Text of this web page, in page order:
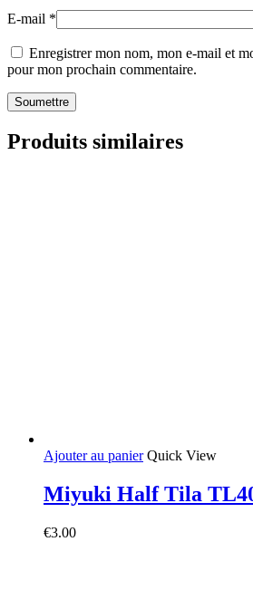
E-mail *
Enregistrer mon nom, mon e-mail et
pour mon prochain commentaire.
Produits similaires
Ajouter au panier Quick View
Miyuki Half Tila
€3.00